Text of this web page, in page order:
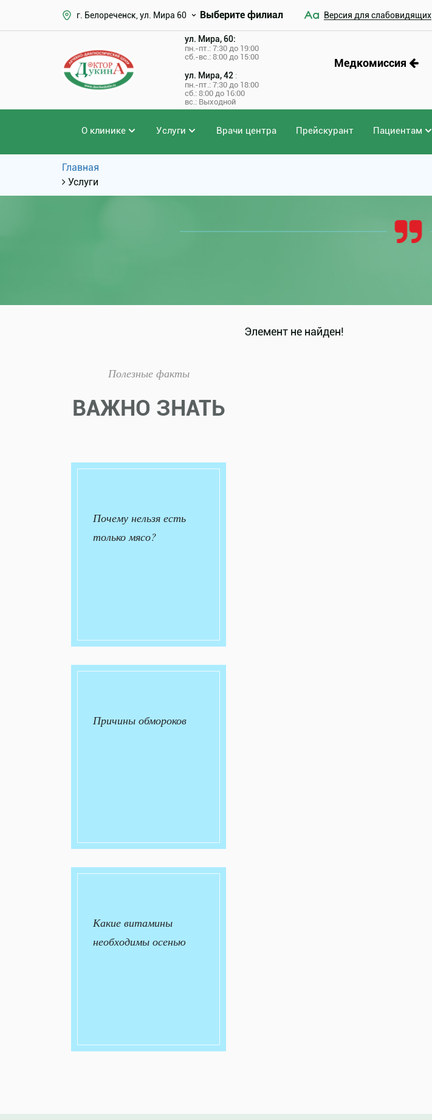
г. Белореченск, ул. Мира 60 Выберите филиал Версия для слабовидящих
ул. Мира, 60:
пн.-пт.: 7:30 до 19:00
сб.-вс.: 8:00 до 15:00
ул. Мира, 42 :
пн.-пт.: 7:30 до 18:00
сб.: 8:00 до 16:00
вс.: Выходной
Медкомиссия
О клинике Услуги Врачи центра Прейскурант Пациентам
Главная
Услуги
Элемент не найден!
Полезные факты
ВАЖНО ЗНАТЬ
Почему нельзя есть
только мясо?
Причины обмороков
Какие витамины
необходимы осенью